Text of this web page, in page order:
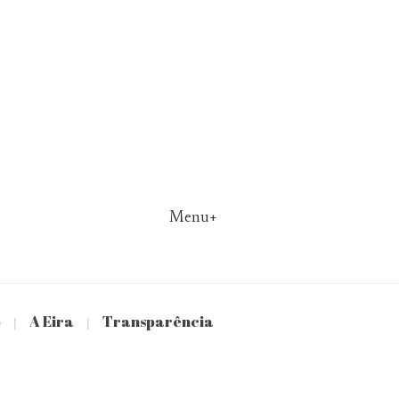
Menu+
| A Eira | Transparência